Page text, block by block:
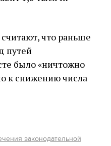
что раньше
путей
было «ничтожно
к снижению числа
законодательной